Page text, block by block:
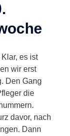
es ist
wir erst
Den Gang
die
davor, nach
Dann